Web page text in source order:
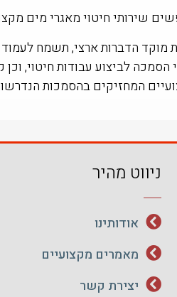
שירותי חיטוי מאגרי מים
מוקד הדברות ארצי, תשמח
הסמכה לביצוע עבודות חיטוי,
המחזיקים בהסמכות
ניווט מהיר
אודותינו
מאמרים מקצועיים
יצירת קשר